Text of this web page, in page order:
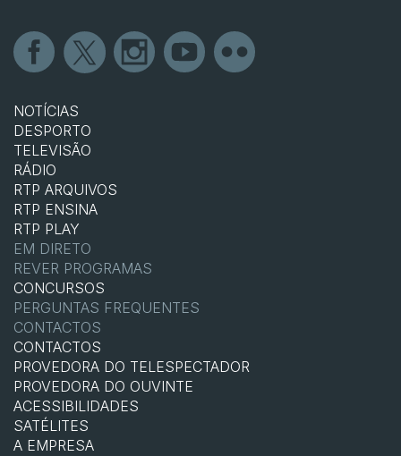
NOTÍCIAS
DESPORTO
TELEVISÃO
RÁDIO
RTP ARQUIVOS
RTP ENSINA
RTP PLAY
EM DIRETO
REVER PROGRAMAS
CONCURSOS
PERGUNTAS FREQUENTES
CONTACTOS
CONTACTOS
PROVEDORA DO TELESPECTADOR
PROVEDORA DO OUVINTE
ACESSIBILIDADES
SATÉLITES
A EMPRESA